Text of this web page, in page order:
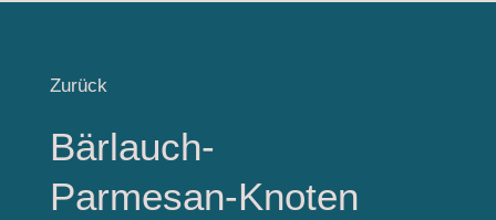
Zurück
Bärlauch-
Parmesan-Knoten